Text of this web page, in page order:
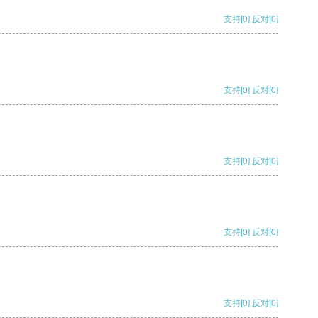
支持[0] 反对[0]
支持[0] 反对[0]
支持[0] 反对[0]
支持[0] 反对[0]
支持[0] 反对[0]